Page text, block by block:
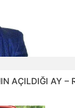
AÇILDIĞI AY –